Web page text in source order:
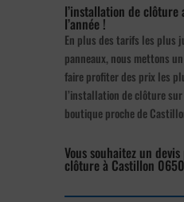
l’installation de
l’année !
En plus des tarifs les plus
panneaux, nous mettons
faire profiter des prix les
l’installation de clôture
boutique proche de
Vous souhaitez un
clôture à Castillon